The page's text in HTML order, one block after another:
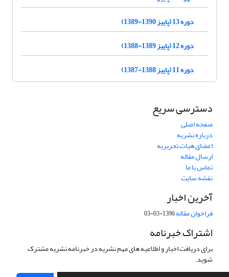
دوره 13 (پاییز 1390-1389)
دوره 12 (پاییز 1389-1388)
دوره 11 (پاییز 1388-1387)
دسترسی سریع
صفحه اصلی
درباره نشریه
اعضای هیات تحریریه
ارسال مقاله
تماس با ما
نقشه سایت
آخرین اخبار
فراخوان مقاله1396-03-03
اشتراک خبرنامه
برای دریافت اخبار و اطلاعیه های مهم نشریه در خبرنامه نشریه مشترک
شوید.